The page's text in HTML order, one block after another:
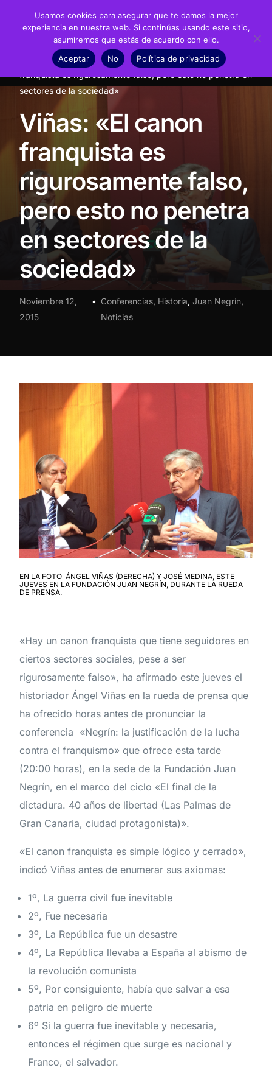
Noticias Conferencias
Viñas: «El canon
franquista es rigurosamente falso, pero esto no penetra en
sectores de la sociedad»
Viñas: «El canon
franquista es
rigurosamente falso,
pero esto no penetra
en sectores de la
sociedad»
Noviembre 12,
2015
Conferencias, Historia,Juan Negrín,
Noticias
EN LA FOTO ÁNGEL VIÑAS (DERECHA) Y JOSÉ MEDINA, ESTE
JUEVES EN LA FUNDACIÓN JUAN NEGRÍN, DURANTE LA RUEDA
DE PRENSA.
«Hay un canon franquista que tiene seguidores en
ciertos sectores sociales, pese a ser
rigurosamente falso», ha afirmado este jueves el
historiador Ángel Viñas en la rueda de prensa que
ha ofrecido horas antes de pronunciar la
conferencia «Negrín: la justificación de la lucha
contra el franquismo» que ofrece esta tarde
(20:00 horas), en la sede de la Fundación Juan
Negrín, en el marco del ciclo «El final de la
dictadura. 40 años de libertad (Las Palmas de
Gran Canaria, ciudad protagonista)».
«El canon franquista es simple lógico y cerrado»,
indicó Viñas antes de enumerar sus axiomas:
1º, La guerra civil fue inevitable
2º, Fue necesaria
3º, La República fue un desastre
4º, La República llevaba a España al abismo de
la revolución comunista
5º, Por consiguiente, había que salvar a esa
patria en peligro de muerte
6º Si la guerra fue inevitable y necesaria,
entonces el régimen que surge es nacional y
Franco, el salvador.
Usamos cookies para asegurar que te damos la mejor
experiencia en nuestra web. Si continúas usando este sitio,
asumiremos que estás de acuerdo con ello.
Aceptar
No Política de privacidad
Fundación
Recursos
Noticias
Material didáctico
Transparencia